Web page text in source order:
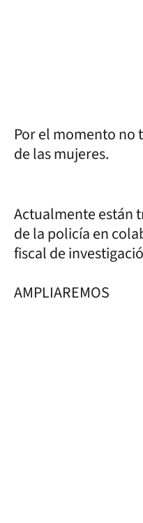
Por el momento no
de las mujeres.
Actualmente están
de la policía en
fiscal de
AMPLIAREMOS